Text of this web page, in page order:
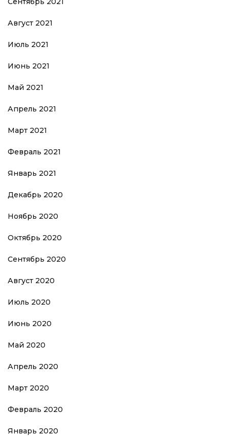
Август 2021
Июль 2021
Июнь 2021
Май 2021
Апрель 2021
Март 2021
Февраль 2021
Январь 2021
Декабрь 2020
Ноябрь 2020
Октябрь 2020
Сентябрь 2020
Август 2020
Июль 2020
Июнь 2020
Май 2020
Апрель 2020
Март 2020
Февраль 2020
Январь 2020